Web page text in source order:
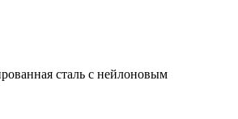
сталь с нейлоновым